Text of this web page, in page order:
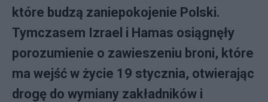
które budzą zaniepokojenie Polski.
Tymczasem Izrael i Hamas osiągnęły
porozumienie o zawieszeniu broni, które
ma wejść w życie 19 stycznia, otwierając
drogę do wymiany zakładników i